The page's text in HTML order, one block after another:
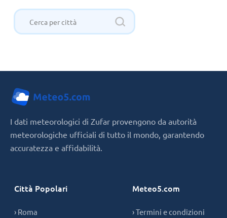
I dati meteorologici di Zufar provengono da autorità
meteorologiche ufficiali di tutto il mondo, garantendo
accuratezza e affidabilità.
Città Popolari
› Roma
Meteo5.com
› Termini e condizioni